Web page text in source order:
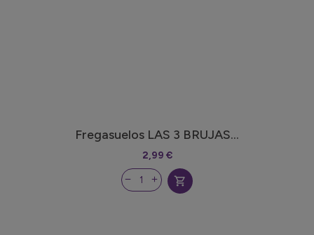
Fregasuelos LAS 3 BRUJAS...
2,99 €
shopping_cart